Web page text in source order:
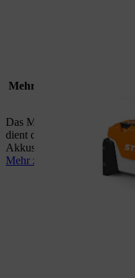
Mehrfachladegerät
Das Mehrfachladegerät ist
dient dem sequentiellen
Akkus.
Mehr zu AL 301-4